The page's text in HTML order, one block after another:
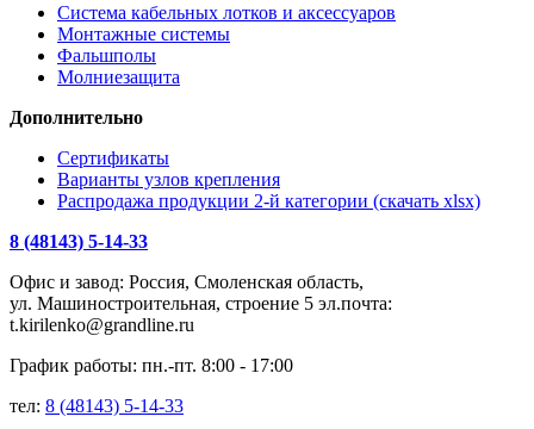
Система кабельных лотков и аксессуаров
Монтажные системы
Фальшполы
Молниезащита
Дополнительно
Сертификаты
Варианты узлов крепления
Распродажа продукции 2-й категории (скачать xlsx)
8 (48143) 5-14-33
Офис и завод: Россия, Смоленская область,
ул. Машиностроительная, строение 5 эл.почта:
t.kirilenko@grandline.ru
График работы: пн.-пт. 8:00 - 17:00
тел: 8 (48143) 5-14-33